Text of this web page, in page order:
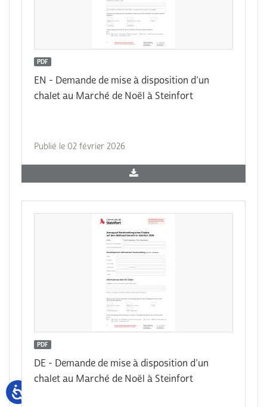
PDF
EN - Demande de mise à disposition d’un
chalet au Marché de Noël à Steinfort
Publié le 02 février 2026
PDF
DE - Demande de mise à disposition d’un
chalet au Marché de Noël à Steinfort